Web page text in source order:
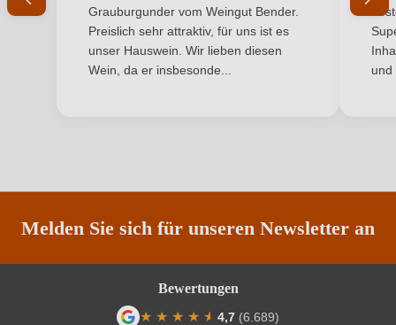
Ort Burrweiler Sankt Annaberg
Dessert
Restzucker in g/L
Säuregehalt in g/L 6,5 g/L
Ich habe mein Passwort vergessen
Grauburgunder vom Weingut Bender.
Preislich sehr attraktiv, für uns ist es
unser Hauswein. Wir lieben diesen
Wein, da er insbesonde...
und
Melden Sie sich für unseren Newsletter an
Bewertungen
★ ★ ★ ★ ★
★ 4,7 (6.689)